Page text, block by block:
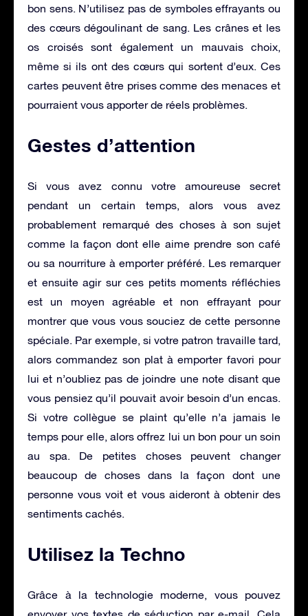
bon sens. N’utilisez pas de symboles effrayants ou
des cœurs dégoulinant de sang. Les crânes et les
os croisés sont également un mauvais choix,
même si ils ont des cœurs qui sortent d’eux. Ces
cartes peuvent être prises comme des menaces et
pourraient vous apporter de réels problèmes.
Gestes d’attention
Si vous avez connu votre amoureuse secret
pendant un certain temps, alors vous avez
probablement remarqué des choses à son sujet
comme la façon dont elle aime prendre son café
ou sa nourriture à emporter préféré. Les remarquer
et ensuite agir sur ces petits moments réfléchies
est un moyen agréable et non effrayant pour
montrer que vous vous souciez de cette personne
spéciale. Par exemple, si votre patron travaille tard,
alors commandez son plat à emporter favori pour
lui et n’oubliez pas de joindre une note disant que
vous pensiez qu’il pouvait avoir besoin d’un encas.
Si votre collègue se plaint qu’elle n’a jamais le
temps pour elle, alors offrez lui un bon pour un soin
au spa. De petites choses peuvent changer
beaucoup de choses dans la façon dont une
personne vous voit et vous aideront à obtenir des
sentiments cachés.
Utilisez la Techno
Grâce à la technologie moderne, vous pouvez